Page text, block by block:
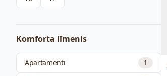
Komforta līmenis
Apartamenti 1